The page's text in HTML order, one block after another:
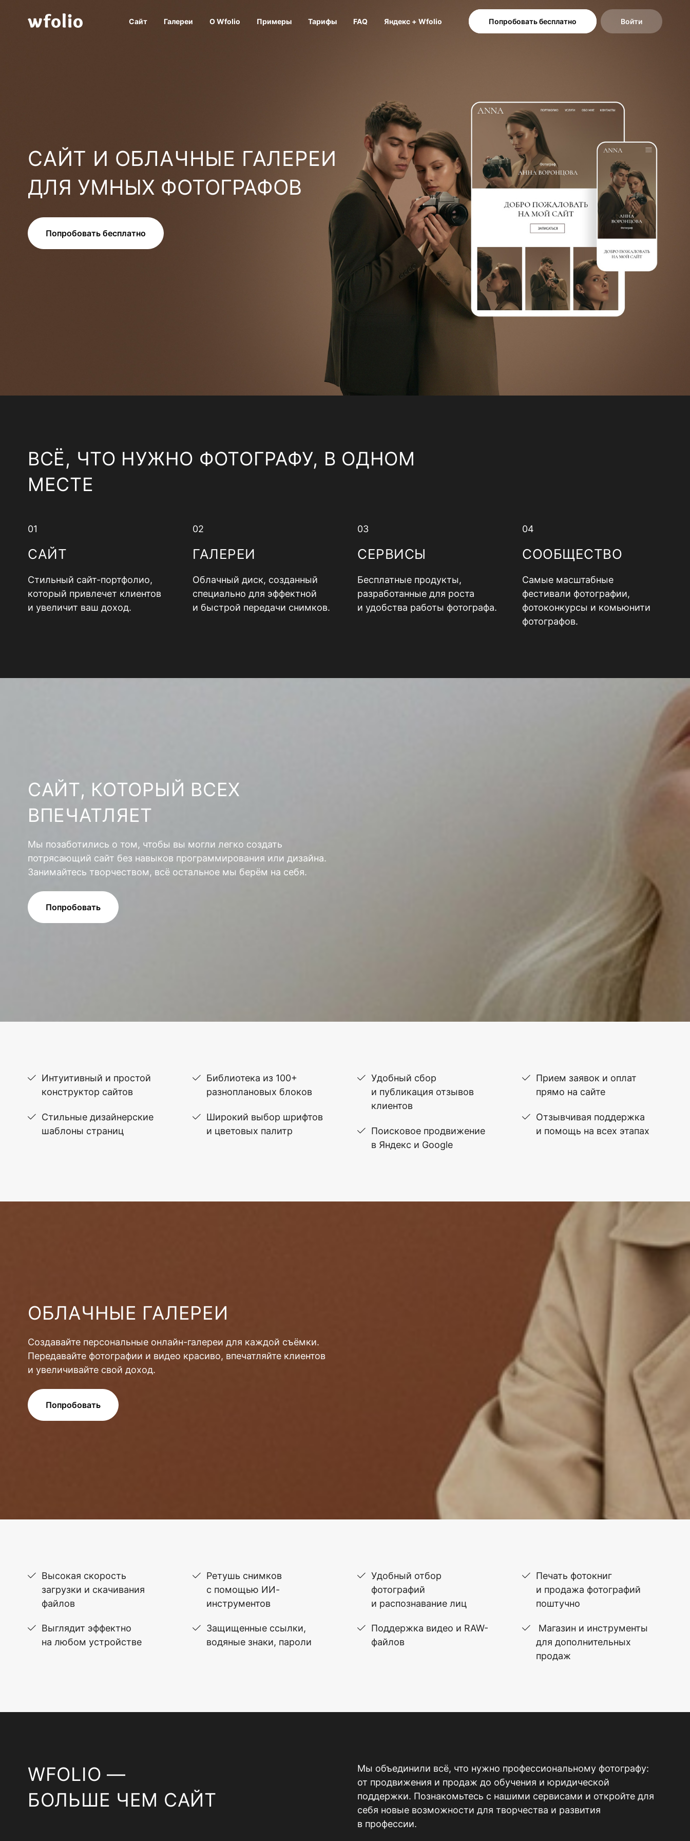
Сайт Галереи О Wfolio Примеры Тарифы FAQ Яндекс + Wfolio Попробовать бесплатно Войти
САЙТ И ОБЛАЧНЫЕ ГАЛЕРЕИ
ДЛЯ УМНЫХ ФОТОГРАФОВ
Попробовать бесплатно
ВСЁ, ЧТО НУЖНО ФОТОГРАФУ, В ОДНОМ
МЕСТЕ
01
САЙТ
Стильный сайт-портфолио,
который привлечет клиентов
и увеличит ваш доход.
02
ГАЛЕРЕИ
Облачный диск, созданный
специально для эффектной
и быстрой передачи снимков.
03
СЕРВИСЫ
Бесплатные продукты,
разработанные для роста
и удобства работы фотографа.
04
СООБЩЕСТВО
Самые масштабные
фестивали фотографии,
фотоконкурсы и комьюнити
фотографов.
САЙТ, КОТОРЫЙ ВСЕХ
ВПЕЧАТЛЯЕТ
Мы позаботились о том, чтобы вы могли легко создать
потрясающий сайт без навыков программирования или дизайна.
Занимайтесь творчеством, всё остальное мы берём на себя.
Попробовать
Интуитивный и простой
конструктор сайтов
Стильные дизайнерские
шаблоны страниц
Библиотека из 100+
разноплановых блоков
Широкий выбор шрифтов
и цветовых палитр
Удобный сбор
и публикация отзывов
клиентов
Поисковое продвижение
в Яндекс и Google
Прием заявок и оплат
прямо на сайте
Отзывчивая поддержка
и помощь на всех этапах
ОБЛАЧНЫЕ ГАЛЕРЕИ
Создавайте персональные онлайн-галереи для каждой съёмки.
Передавайте фотографии и видео красиво, впечатляйте клиентов
и увеличивайте свой доход.
Попробовать
Высокая скорость
загрузки и скачивания
файлов
Выглядит эффектно
на любом устройстве
Ретушь снимков
с помощью ИИ-
инструментов
Защищенные ссылки,
водяные знаки, пароли
Удобный отбор
фотографий
и распознавание лиц
Поддержка видео и RAW-
файлов
Печать фотокниг
и продажа фотографий
поштучно
Магазин и инструменты
для дополнительных
продаж
WFOLIO —
БОЛЬШЕ ЧЕМ САЙТ
Мы объединили всё, что нужно профессиональному фотографу:
от продвижения и продаж до обучения и юридической
поддержки. Познакомьтесь с нашими сервисами и откройте для
себя новые возможности для творчества и развития
в профессии.